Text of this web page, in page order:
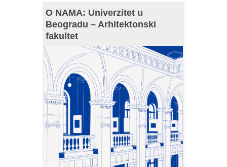
O NAMA: Univerzitet u
Beogradu – Arhitektonski
fakultet